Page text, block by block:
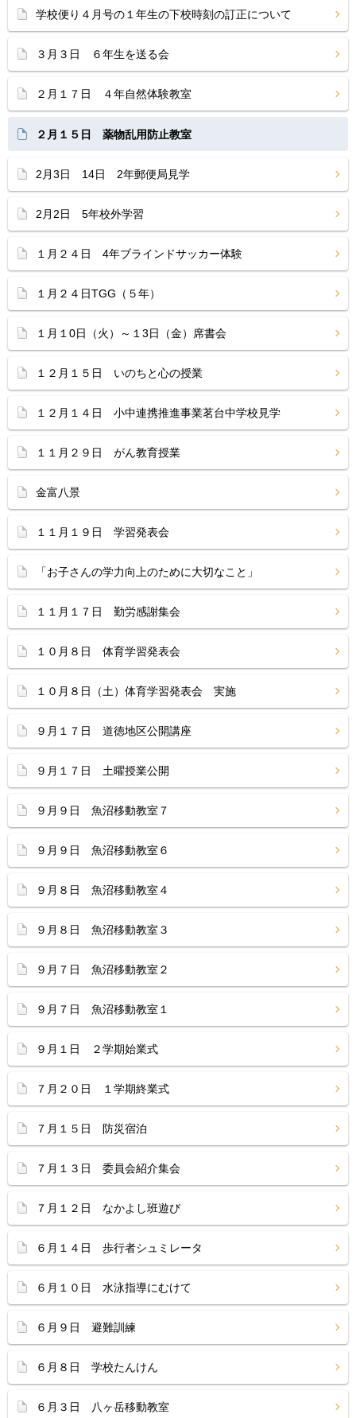
学校便り４月号の１年生の下校時刻の訂正について
３月３日 ６年生を送る会
２月１７日 ４年自然体験教室
２月１５日 薬物乱用防止教室
2月3日 14日 2年郵便局見学
2月2日 5年校外学習
１月２４日 4年ブラインドサッカー体験
１月２４日TGG（５年）
１月１0日（火）～１3日（金）席書会
１２月１５日 いのちと心の授業
１２月１４日 小中連携推進事業茗台中学校見学
１１月２９日 がん教育授業
金富八景
１１月１９日 学習発表会
「お子さんの学力向上のために大切なこと」
１１月１７日 勤労感謝集会
１０月８日 体育学習発表会
１０月８日（土）体育学習発表会 実施
９月１７日 道徳地区公開講座
９月１７日 土曜授業公開
９月９日 魚沼移動教室７
９月９日 魚沼移動教室６
９月８日 魚沼移動教室４
９月８日 魚沼移動教室３
９月７日 魚沼移動教室２
９月７日 魚沼移動教室１
９月１日 ２学期始業式
７月２０日 １学期終業式
７月１５日 防災宿泊
７月１３日 委員会紹介集会
７月１２日 なかよし班遊び
６月１４日 歩行者シュミレータ
６月１０日 水泳指導にむけて
６月９日 避難訓練
６月８日 学校たんけん
６月３日 八ヶ岳移動教室